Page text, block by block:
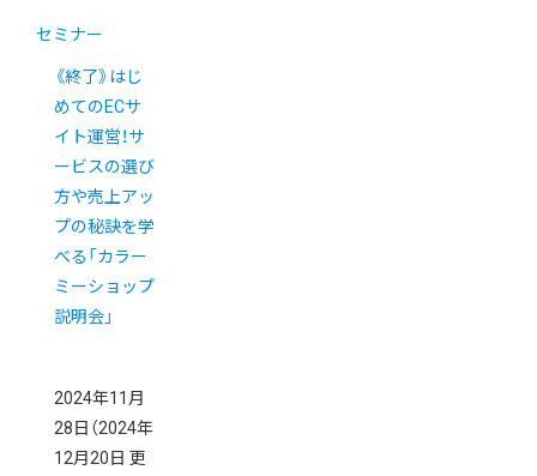
セミナー
《終了》はじ
めてのECサ
イト運営！サ
ービスの選び
方や売上アッ
プの秘訣を学
べる「カラー
ミーショップ
説明会」
2024年11月
28日 （2024年
12月20日 更